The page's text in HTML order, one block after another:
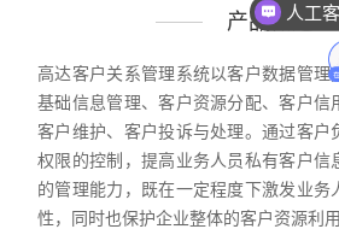
产品概述
高达客户关系管理系统以客户数据管理
基础信息管理、客户资源分配、客户信
客户维护、客户投诉与处理。通过客户
权限的控制，提高业务人员私有客户信
的管理能力，既在一定程度下激发业务
性，同时也保护企业整体的客户资源利用
人工